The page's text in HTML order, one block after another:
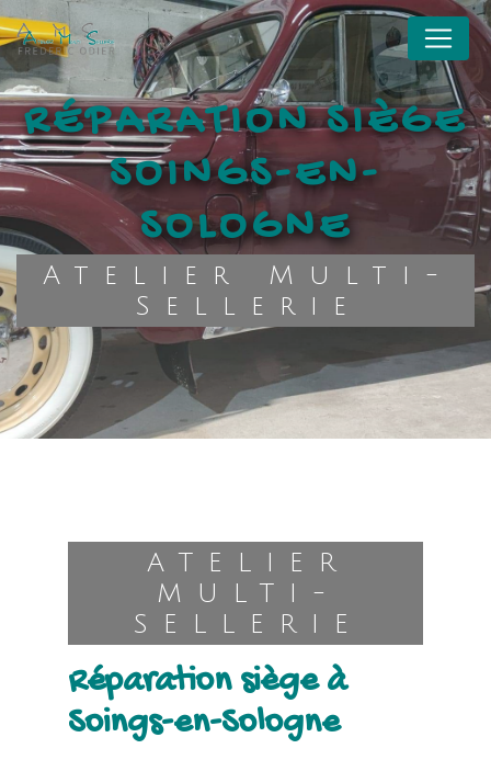
RÉPARATION SIÈGE
SOINGS-EN-
SOLOGNE
Atelier Multi-
Sellerie
ATELIER
MULTI-
SELLERIE
réparation siège à
Soings-en-Sologne
Panneau de gestion des cookies